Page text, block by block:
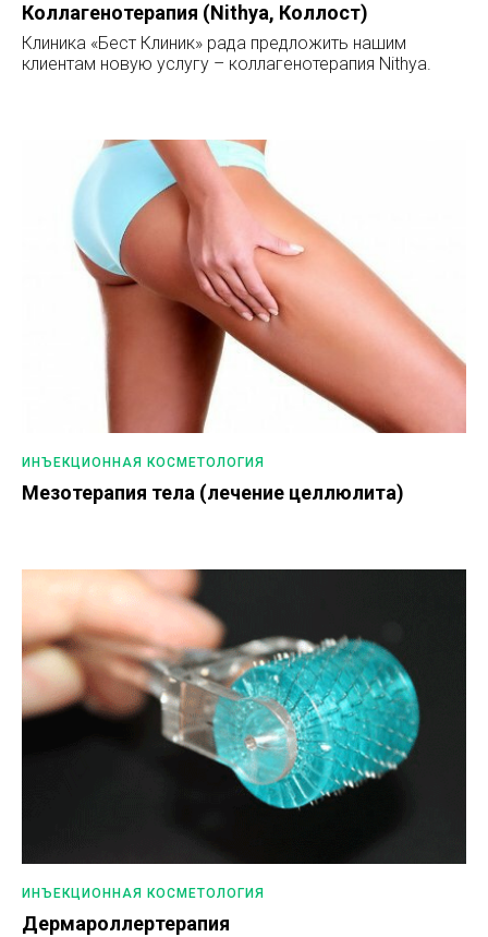
Коллагенотерапия (Nithya, Коллост)
Клиника «Бест Клиник» рада предложить нашим
клиентам новую услугу – коллагенотерапия Nithya.
ИНЪЕКЦИОННАЯ КОСМЕТОЛОГИЯ
Мезотерапия тела (лечение целлюлита)
ИНЪЕКЦИОННАЯ КОСМЕТОЛОГИЯ
Дермароллертерапия